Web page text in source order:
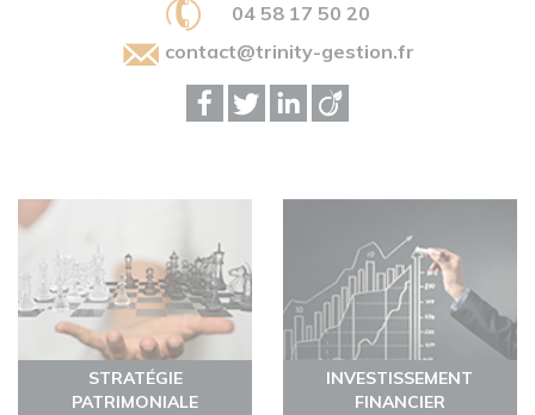
04 58 17 50 20
contact@trinity-gestion.fr
STRATÉGIE
PATRIMONIALE
INVESTISSEMENT
FINANCIER